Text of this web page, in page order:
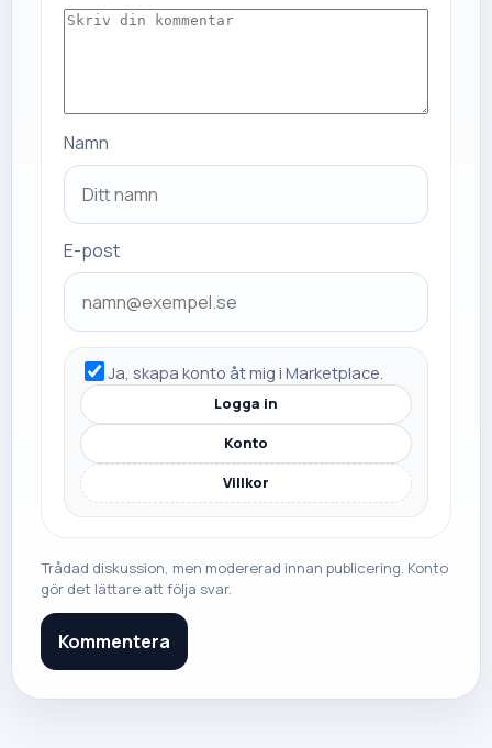
Namn
E-post
Ja, skapa konto åt mig i Marketplace.
Logga in
Konto
Villkor
Trådad diskussion, men modererad innan publicering. Konto
gör det lättare att följa svar.
Kommentera